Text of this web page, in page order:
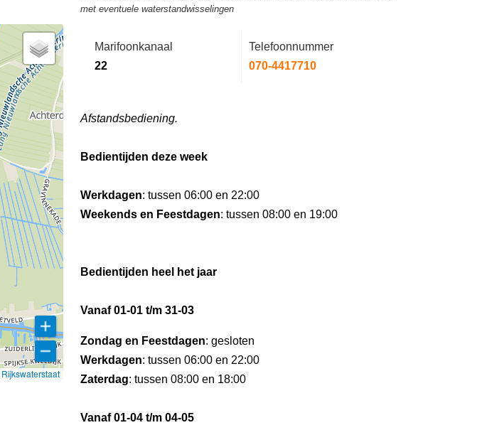
Rijkswaterstaat
met eventuele waterstandwisselingen
Marifoonkanaal
22
Telefoonnummer
070-4417710
Afstandsbediening.
Bedientijden deze week
Werkdagen: tussen 06:00 en 22:00
Weekends en Feestdagen: tussen 08:00 en 19:00
Bedientijden heel het jaar
Vanaf 01-01 t/m 31-03
Zondag en Feestdagen: gesloten
Werkdagen: tussen 06:00 en 22:00
Zaterdag: tussen 08:00 en 18:00
Vanaf 01-04 t/m 04-05